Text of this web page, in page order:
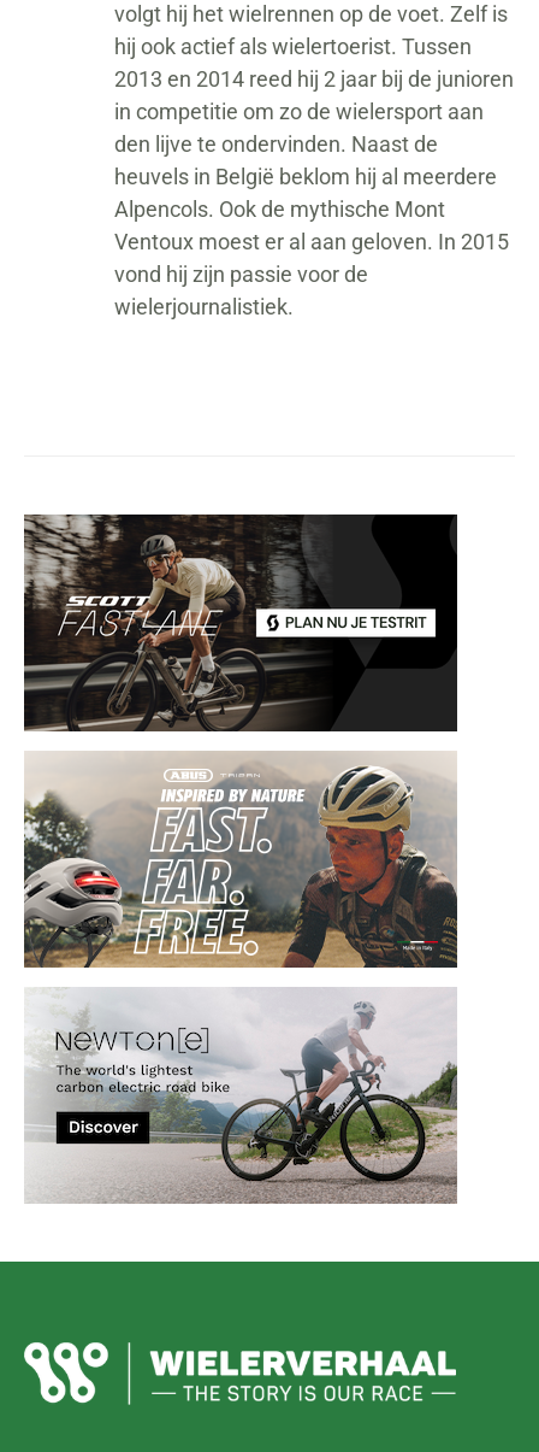
volgt hij het wielrennen op de voet. Zelf is
hij ook actief als wielertoerist. Tussen
2013 en 2014 reed hij 2 jaar bij de junioren
in competitie om zo de wielersport aan
den lijve te ondervinden. Naast de
heuvels in België beklom hij al meerdere
Alpencols. Ook de mythische Mont
Ventoux moest er al aan geloven. In 2015
vond hij zijn passie voor de
wielerjournalistiek.